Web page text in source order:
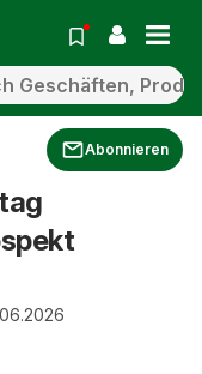
Abonnieren